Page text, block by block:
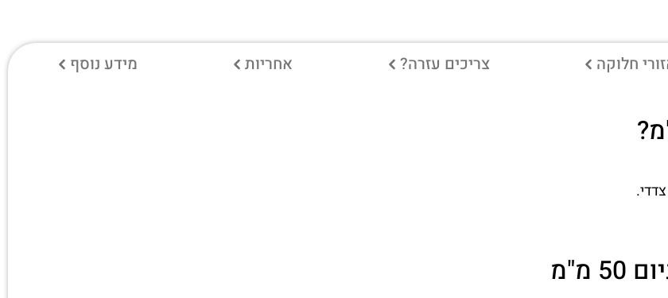
חלוקה צריכים עזרה? אחריות מידע נוסף
מ"מ